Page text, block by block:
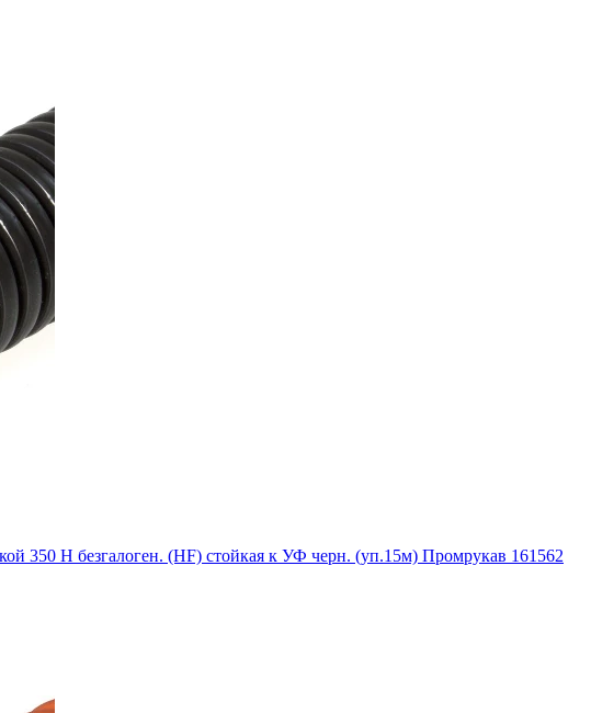
350 Н безгалоген. (HF) стойкая к УФ черн. (уп.15м) Промрукав 161562